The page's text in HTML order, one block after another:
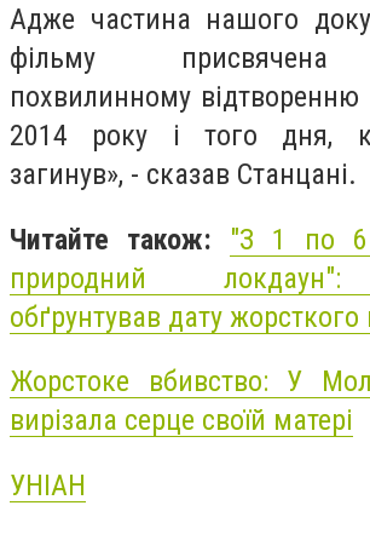
Адже частина нашого
фільму присвячена
похвилинному відтворенню
2014 року і того дня,
загинув», - сказав Станцані.
Читайте також: "З 1 по 6
природний
обґрунтував дату
Жорстоке вбивство: У
вирізала серце своїй матері
УНІАН